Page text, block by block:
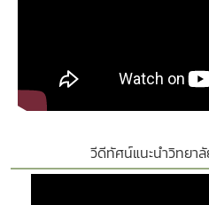
วีดีทัศน์แนะนำวิทยา